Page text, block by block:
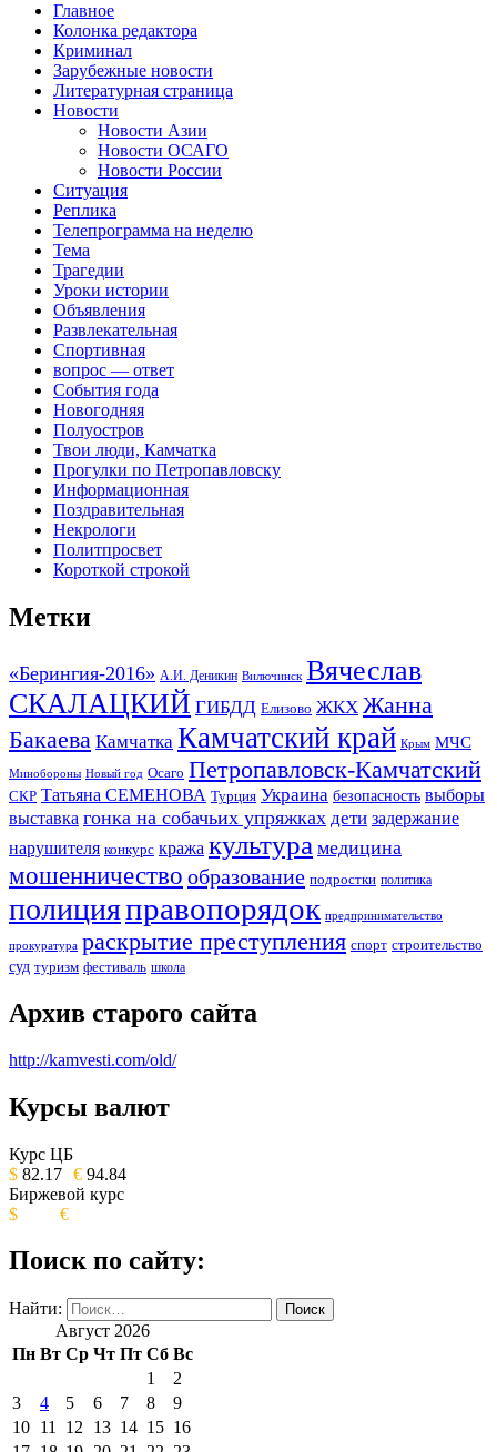
Главное
Колонка редактора
Криминал
Зарубежные новости
Литературная страница
Новости
Новости Азии
Новости ОСАГО
Новости России
Ситуация
Реплика
Телепрограмма на неделю
Тема
Трагедии
Уроки истории
Объявления
Развлекательная
Спортивная
вопрос — ответ
События года
Новогодняя
Полуостров
Твои люди, Камчатка
Прогулки по Петропавловску
Информационная
Поздравительная
Некрологи
Политпросвет
Короткой строкой
Метки
«Берингия-2016» А.И. Деникин Вилючинск Вячеслав
СКАЛАЦКИЙ ГИБДД Елизово ЖКХ Жанна
Бакаева Камчатка Камчатский край Крым МЧС
Минобороны Новый год Осаго Петропавловск-Камчатский
СКР Татьяна СЕМЕНОВА Турция Украина безопасность выборы
выставка гонка на собачьих упряжках дети задержание
нарушителя конкурс кража культура медицина
мошенничество образование подростки политика
полицияправопорядок предпринимательство
прокуратура раскрытие преступления спорт строительство
суд туризм фестиваль школа
Архив старого сайта
http://kamvesti.com/old/
ОБЩЕСТВЕННО-ПОЛИТИЧЕСКОЕ
ИЗДАНИЕ КАМЧАТСКОГО КРАЯ.
Курсы валют
Курс ЦБ
$ 82.17 € 94.84
Биржевой курс
$
€
Поиск по сайту:
Найти:
Август 2026
Пн Вт Ср Чт Пт Сб Вс
1
2
3
4 5 6 7 8
9
10 11 12 13 14 15 16